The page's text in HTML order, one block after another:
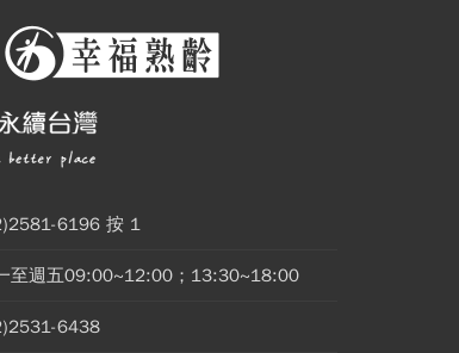
6196 按 1
至週五09:00~12:00；13:30~18:00
6438